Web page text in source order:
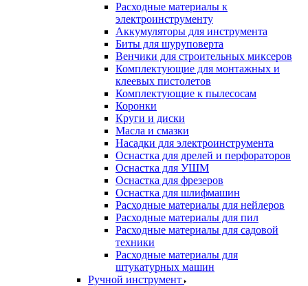
Расходные материалы к
электроинструменту
Аккумуляторы для инструмента
Биты для шуруповерта
Венчики для строительных миксеров
Комплектующие для монтажных и
клеевых пистолетов
Комплектующие к пылесосам
Коронки
Круги и диски
Масла и смазки
Насадки для электроинструмента
Оснастка для дрелей и перфораторов
Оснастка для УШМ
Оснастка для фрезеров
Оснастка для шлифмашин
Расходные материалы для нейлеров
Расходные материалы для пил
Расходные материалы для садовой
техники
Расходные материалы для
штукатурных машин
Ручной инструмент